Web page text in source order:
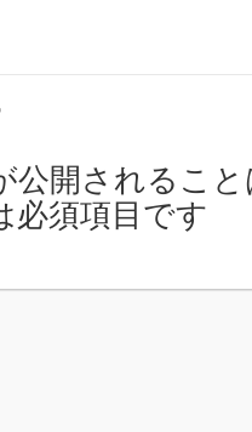
公開されるこ
必須項目です